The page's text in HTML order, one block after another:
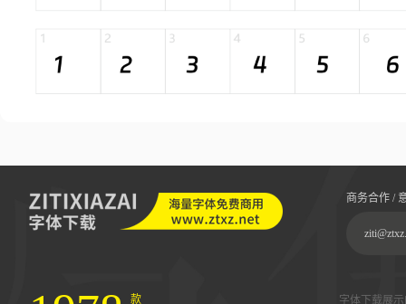
商务合作 /
款
字体下载展